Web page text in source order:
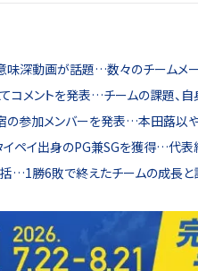
味深動画が話題…数々のチームメ
コメントを発表…チームの課題、
参加メンバーを発表…本田蕗以
イペイ出身のPG兼SGを獲得…代
…1勝6敗で終えたチームの成長と